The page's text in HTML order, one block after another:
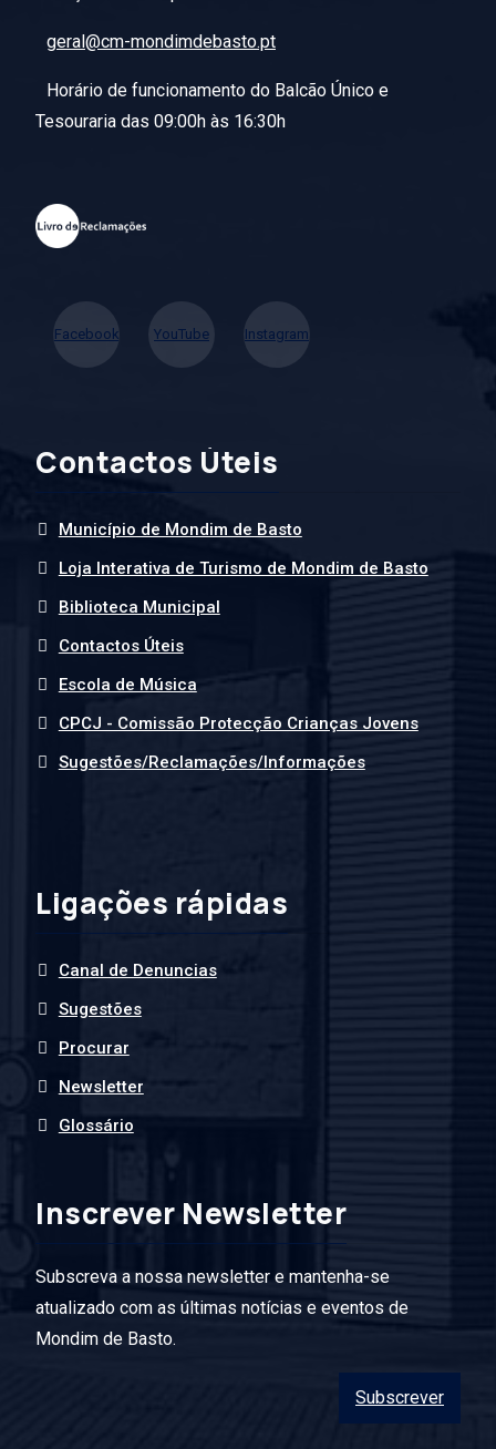
geral@cm-mondimdebasto.pt
Horário de funcionamento do Balcão Único e
Tesouraria das 09:00h às 16:30h
Facebook YouTube Instagram
Contactos Úteis
Município de Mondim de Basto
Loja Interativa de Turismo de Mondim de Basto
Biblioteca Municipal
Contactos Úteis
Escola de Música
CPCJ - Comissão Protecção Crianças Jovens
Sugestões/Reclamações/Informações
Ligações rápidas
Canal de Denuncias
Sugestões
Procurar
Newsletter
Glossário
Inscrever Newsletter
Subscreva a nossa newsletter e mantenha-se
atualizado com as últimas notícias e eventos de
Mondim de Basto.
Subscrever